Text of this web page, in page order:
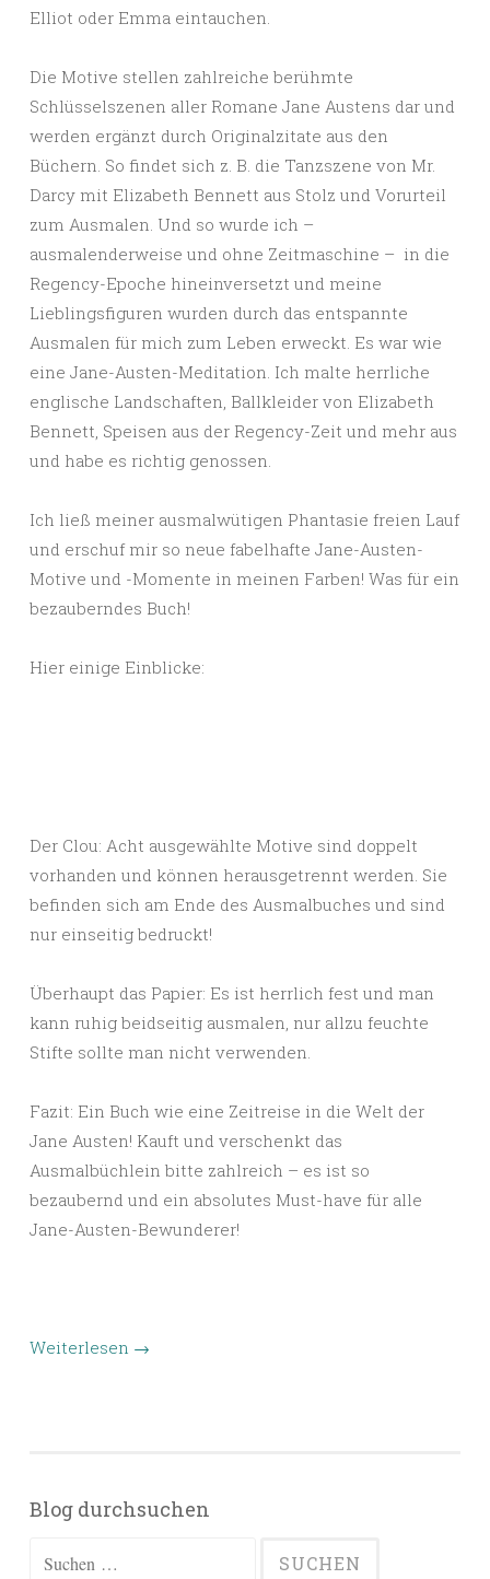
Elliot oder Emma eintauchen.
Die Motive stellen zahlreiche berühmte
Schlüsselszenen aller Romane Jane Austens dar und
werden ergänzt durch Originalzitate aus den
Büchern. So findet sich z. B. die Tanzszene von Mr.
Darcy mit Elizabeth Bennett aus Stolz und Vorurteil
zum Ausmalen. Und so wurde ich –
ausmalenderweise und ohne Zeitmaschine – in die
Regency-Epoche hineinversetzt und meine
Lieblingsfiguren wurden durch das entspannte
Ausmalen für mich zum Leben erweckt. Es war wie
eine Jane-Austen-Meditation. Ich malte herrliche
englische Landschaften, Ballkleider von Elizabeth
Bennett, Speisen aus der Regency-Zeit und mehr aus
und habe es richtig genossen.
Ich ließ meiner ausmalwütigen Phantasie freien Lauf
und erschuf mir so neue fabelhafte Jane-Austen-
Motive und -Momente in meinen Farben! Was für ein
bezauberndes Buch!
Hier einige Einblicke:
Der Clou: Acht ausgewählte Motive sind doppelt
vorhanden und können herausgetrennt werden. Sie
befinden sich am Ende des Ausmalbuches und sind
nur einseitig bedruckt!
Überhaupt das Papier: Es ist herrlich fest und man
kann ruhig beidseitig ausmalen, nur allzu feuchte
Stifte sollte man nicht verwenden.
Fazit: Ein Buch wie eine Zeitreise in die Welt der
Jane Austen! Kauft und verschenkt das
Ausmalbüchlein bitte zahlreich – es ist so
bezaubernd und ein absolutes Must-have für alle
Jane-Austen-Bewunderer!
Weiterlesen →
Blog durchsuchen
Suchen